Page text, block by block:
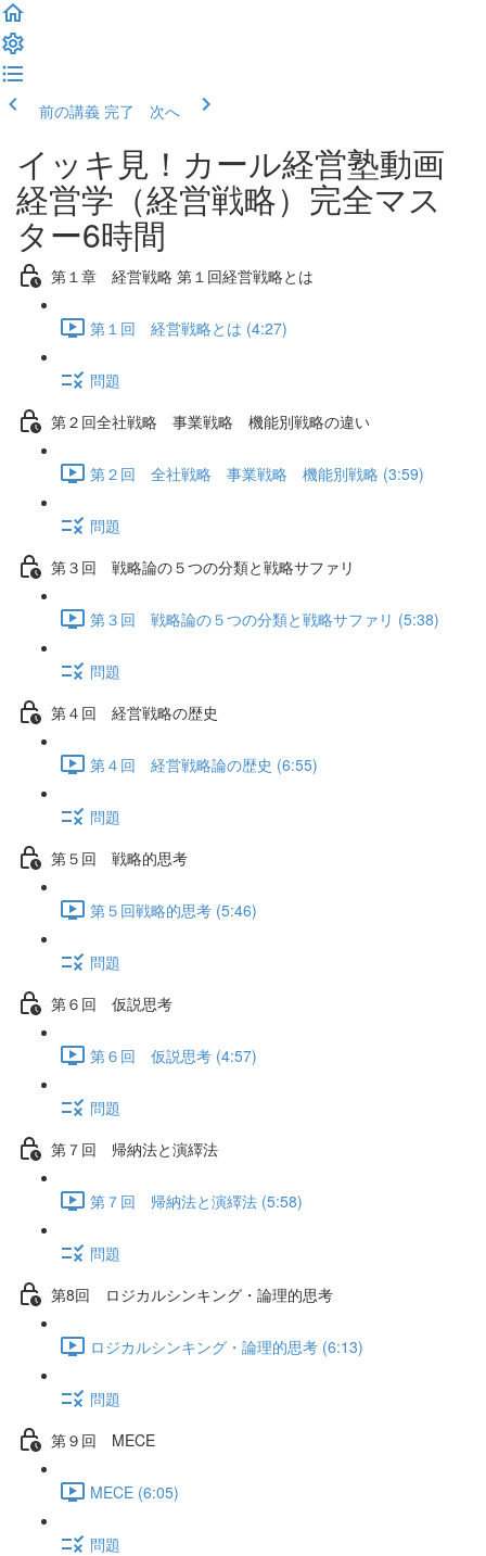
前の講義 完了 次へ
イッキ見！カール経営塾動画
経営学（経営戦略）完全マス
ター6時間
第１章 経営戦略 第１回経営戦略とは
第１回 経営戦略とは (4:27)
問題
第２回全社戦略 事業戦略 機能別戦略の違い
第２回 全社戦略 事業戦略 機能別戦略 (3:59)
問題
第３回 戦略論の５つの分類と戦略サファリ
第３回 戦略論の５つの分類と戦略サファリ (5:38)
問題
第４回 経営戦略の歴史
第４回 経営戦略論の歴史 (6:55)
問題
第５回 戦略的思考
第５回戦略的思考 (5:46)
問題
第６回 仮説思考
第６回 仮説思考 (4:57)
問題
第７回 帰納法と演繹法
第７回 帰納法と演繹法 (5:58)
問題
第8回 ロジカルシンキング・論理的思考
ロジカルシンキング・論理的思考 (6:13)
問題
第９回 MECE
MECE (6:05)
問題